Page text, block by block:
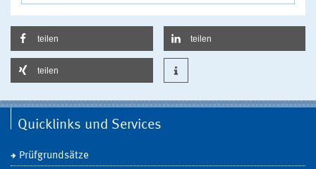
teilen teilen
teilen
Quicklinks und Services
Prüfgrundsätze